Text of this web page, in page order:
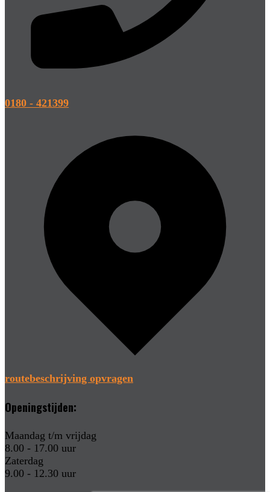
0180 - 421399
routebeschrijving opvragen
Openingstijden:
Maandag t/m vrijdag
8.00 - 17.00 uur
Zaterdag
9.00 - 12.30 uur